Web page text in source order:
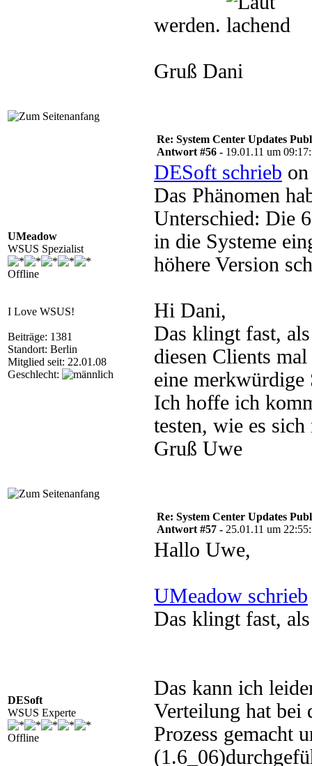
werden.
Gruß Dani
UMeadow
WSUS Spezialist
Offline
I Love WSUS!
Beiträge: 1381
Standort: Berlin
Mitglied seit: 22.01.08
Geschlecht:
Re: System Center Updates
Antwort #56 - 19.01.11 um
DESoft schrieb
Das Phänomen
Unterschied: Die
in die Systeme
höhere Version
Hi Dani,
Das klingt fast,
diesen Clients
eine merkwürdige
Ich hoffe ich
testen, wie es
Gruß Uwe
DESoft
WSUS Experte
Offline
Re: System Center Updates
Antwort #57 - 25.01.11 um
Hallo Uwe,
UMeadow schrieb
Das klingt fast,
Das kann ich
Verteilung hat bei
Prozess gemacht